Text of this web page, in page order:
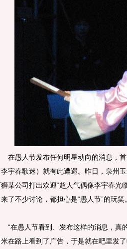
愚人节发布任何明星动向的消息，首
李宇春歌迷）就有此遭遇。昨日，泉州
某公司打出欢迎“超人气偶像李宇春光
了不少讨论，都担心是“愚人节”的玩笑。
在愚人节看到、发布这样的消息，真
米在路上看到了广告，于是就在吧里发